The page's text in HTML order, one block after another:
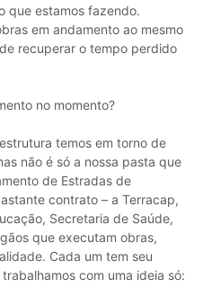
que estamos fazendo.
em andamento ao mesmo
recuperar o tempo perdido
no momento?
temos em torno de
não é só a nossa pasta que
de Estradas de
contrato – a Terracap,
Secretaria de Saúde,
que executam obras,
Cada um tem seu
com uma ideia só: